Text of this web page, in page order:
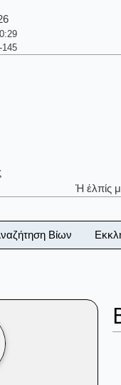
145
Ἡ ἐλπίς
Βίων